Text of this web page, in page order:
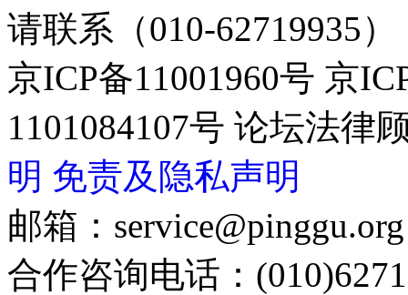
请联系（010-62719935）
京ICP备11001960号 京
1101084107号 论坛法律
明 免责及隐私声明
邮箱：service@pinggu.org
合作咨询电话：